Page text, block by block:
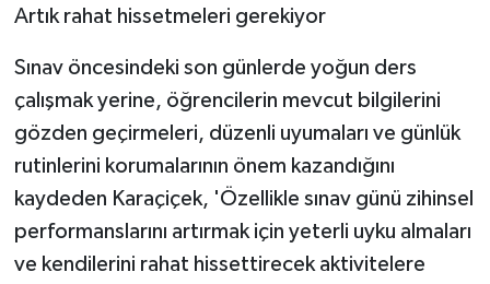
Artık rahat hissetmeleri gerekiyor
Sınav öncesindeki son günlerde yoğun ders
çalışmak yerine, öğrencilerin mevcut bilgilerini
gözden geçirmeleri, düzenli uyumaları ve günlük
rutinlerini korumalarının önem kazandığını
kaydeden Karaçiçek, 'Özellikle sınav günü zihinsel
performanslarını artırmak için yeterli uyku almaları
ve kendilerini rahat hissettirecek aktivitelere